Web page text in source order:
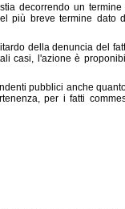
decorrendo un termine
più breve termine dato
della denuncia del
casi, l'azione è
pubblici anche
per i fatti